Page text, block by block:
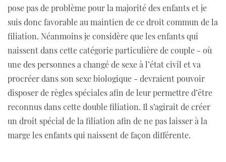
pose pas de problème pour la majorité des enfants et je
suis donc favorable au maintien de ce droit commun de la
filiation. Néanmoins je considère que les enfants qui
naissent dans cette catégorie particulière de couple - où
une des personnes a changé de sexe à l’état civil et va
procréer dans son sexe biologique - devraient pouvoir
disposer de règles spéciales afin de leur permettre d’être
reconnus dans cette double filiation. Il s’agirait de créer
un droit spécial de la filiation afin de ne pas laisser à la
marge les enfants qui naissent de façon différente.